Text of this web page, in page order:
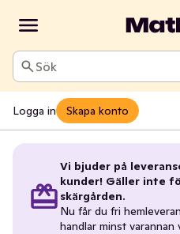
Sök
Logga in Skapa konto
Vi bjuder på
kunder! Gäller inte
skärgården.
Nu får du fri
handlar minst varannan